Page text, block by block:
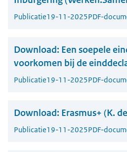
Publicatie19-11-2025PDF-
Download: Een soepele
voorkomen bij de
Publicatie19-11-2025PDF-
Download: Erasmus+ (K.
Publicatie19-11-2025PDF-